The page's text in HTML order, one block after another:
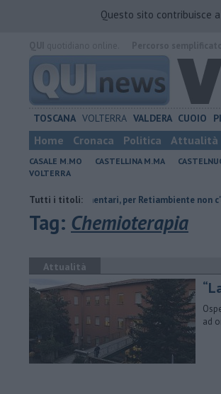
Questo sito contribuisce
TOSCANA VOLTERRA VALDERA CUOIO
Home Cronaca Politica Attualità
CASALE M.MO CASTELLINA M.MA
VOLTERRA
Tutti i titoli:
supplementari, per Retiambiente non c'è più tempo"
Tag: Chemioterapia
Attualità
ad